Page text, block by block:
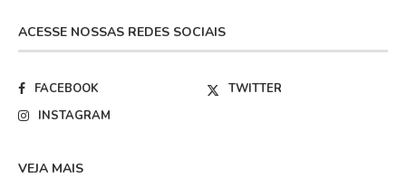
ACESSE NOSSAS REDES SOCIAIS
FACEBOOK
TWITTER
INSTAGRAM
VEJA MAIS